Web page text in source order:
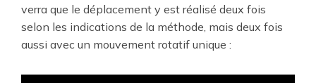
verra que le déplacement y est réalisé deux fois
selon les indications de la méthode, mais deux fois
aussi avec un mouvement rotatif unique :